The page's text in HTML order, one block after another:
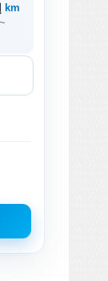
42 km
. وقت السفر المقدر ~